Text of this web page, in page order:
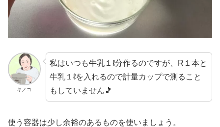
キノコ
私はいつも牛乳１ℓ分作るのですが、R１本と
牛乳１ℓを入れるので計量カップで測ること
もしていません🎵
使う容器は少し余裕のあるものを使いましょう。